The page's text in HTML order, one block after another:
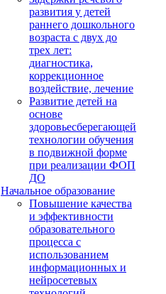
развития у детей
раннего дошкольного
возраста с двух до
трех лет:
диагностика,
коррекционное
воздействие, лечение
Развитие детей на
основе
здоровьесберегающей
технологии обучения
в подвижной форме
при реализации ФОП
ДО
Начальное образование
Повышение качества
и эффективности
образовательного
процесса с
использованием
информационных и
нейросетевых